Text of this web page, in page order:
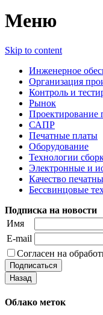
Меню
Skip to content
Инженерное
Организация
Контроль и
Рынок
Проектирование
САПР
Печатные платы
Оборудование
Технологии
Электронные и
Качество
Бессвинцовые
Подписка на новости
Имя
E-mail
Согласен на
Облако меток